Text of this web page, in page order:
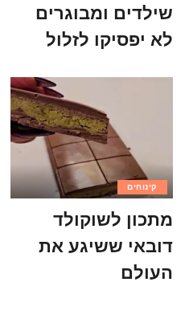
שילדים ומבוגרים
לא יפסיקו לזלול
קינוחים
מתכון לשוקולד
דובאי ששיגע את
העולם